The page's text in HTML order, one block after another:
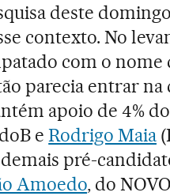
deste
contexto. No
com o nome
parecia entrar na
apoio de 4%
eRodrigo Maia
pré-
Amoedo, do